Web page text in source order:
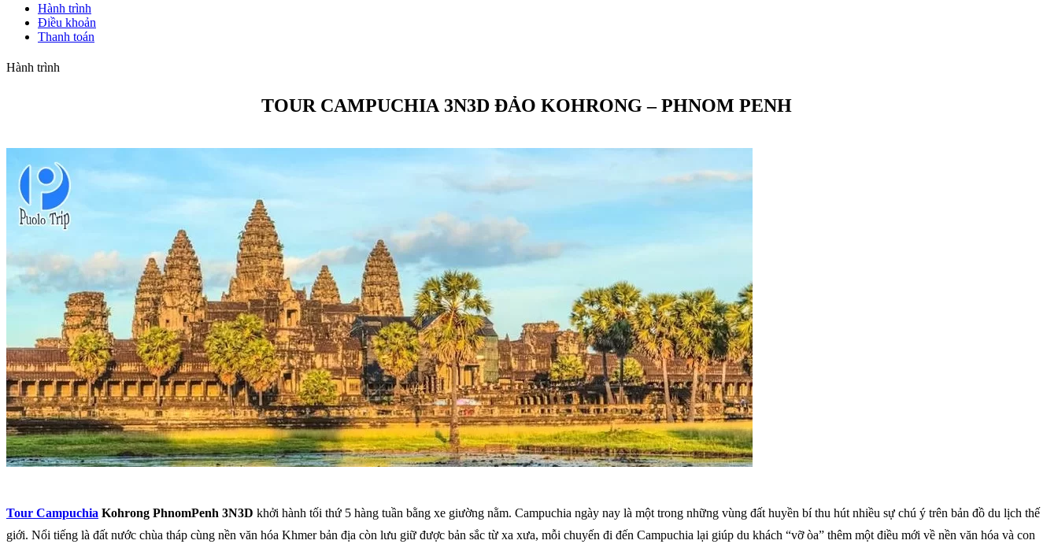
Hành trình
Điều khoản
Thanh toán
Hành trình
TOUR CAMPUCHIA 3N3D ĐẢO KOHRONG – PHNOM PENH
Tour Campuchia Kohrong PhnomPenh 3N3D khởi hành tối thứ 5 hàng tuần bằng xe giường nằm. Campuchia ngày nay là một trong những vùng đất huyền bí thu hút nhiều sự chú ý trên bản đồ du lịch thế
giới. Nổi tiếng là đất nước chùa tháp cùng nền văn hóa Khmer bản địa còn lưu giữ được bản sắc từ xa xưa, mỗi chuyến đi đến Campuchia lại giúp du khách “vỡ òa” thêm một điều mới về nền văn hóa và con